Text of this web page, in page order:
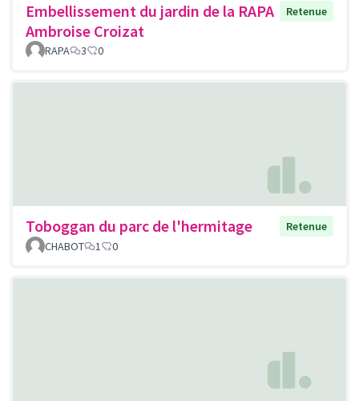
Embellissement du jardin de la RAPA
Ambroise Croizat
Retenue
RAPA 3 0
Toboggan du parc de l'hermitage
Retenue
CHABOT
1 0